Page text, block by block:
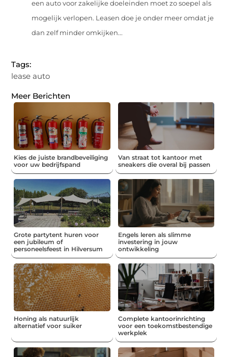
een auto voor zakelijke doeleinden moet zo soepel als
mogelijk verlopen. Leasen doe je onder meer omdat je
dan zelf minder omkijken...
Tags:
lease auto
Meer Berichten
Kies de juiste brandbeveiliging
voor uw bedrijfspand
Van straat tot kantoor met
sneakers die overal bij passen
Grote partytent huren voor
een jubileum of
personeelsfeest in Hilversum
Engels leren als slimme
investering in jouw
ontwikkeling
Honing als natuurlijk
alternatief voor suiker
Complete kantoorinrichting
voor een toekomstbestendige
werkplek